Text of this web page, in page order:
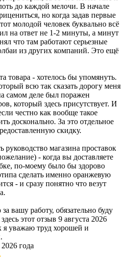
до каждой мелочи. В начале
но когда задав первые
молодой человек буквально всё
на ответ не 1-2 минуты, а минут
что там работают серьезные
из других компаний. Это ещё
товара - хотелось бы упомянуть.
всю так сказать дорогу меня
самом деле был поражен
который здесь присутствует. И
честно как вообще такое
досконально. За это отдельное
скидку.
руководство магазина проставок
- когда вы доставляете
по-моему было бы здорово
сделать именно оранжевую
- и сразу понятно что везут
вашу работу, обязательно буду
этот отзыв 9 августа 2026
я уважаю труд хорошей и
2026 года